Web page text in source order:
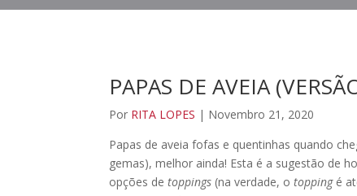
PAPAS DE AVEIA
Por RITA LOPES | Novembro 21, 2020
Papas de aveia fofas e quentinhas quando
gemas), melhor ainda! Esta é a sugestão de
opções detoppings (na verdade, otoppingé